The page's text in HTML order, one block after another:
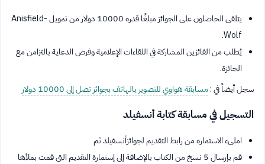
يتلقى الحاصلون على الجوائز مبلغًا قدره 10000 دولار من تمويل Anisfield-
Wolf.
يُطلب من الفائزين المشاركة في اللقاءات الإعلامية وفرص الدعاية بالتزامن مع
الجائزة.
سجل أيضاً في :مسابقة هواوي للتصوير بالهاتف بجوائز تصل إلى 10000 دولار
التسجيل في مسابقة كتابة أنسفيلد
املىء الاستماره من رابط التقديم لجوائزأنسفيلد ثم
قم بإرسال 5 نسخ من الكتاب بالإضافة إلى إستمارة التقديم التى قمت بملأها